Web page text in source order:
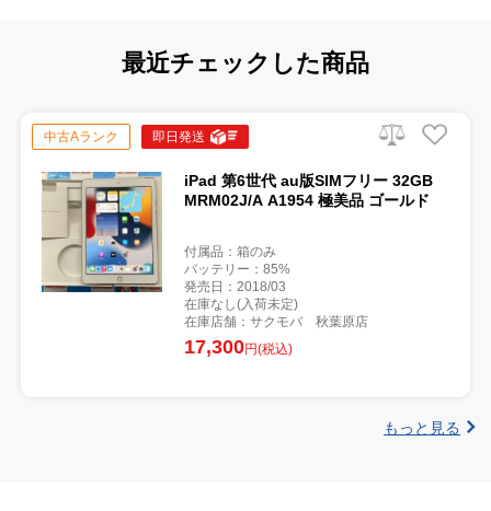
最近チェックした商品
中古Aランク 即日発送
iPad 第6世代 au版SIMフリー 32GB
MRM02J/A A1954 極美品 ゴールド
付属品：箱のみ
バッテリー：85%
発売日：2018/03
在庫なし(入荷未定)
在庫店舗：サクモバ 秋葉原店
17,300円(税込)
もっと見る